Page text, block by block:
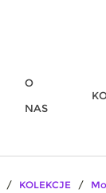
O
NAS
/ KOLEKCJE /